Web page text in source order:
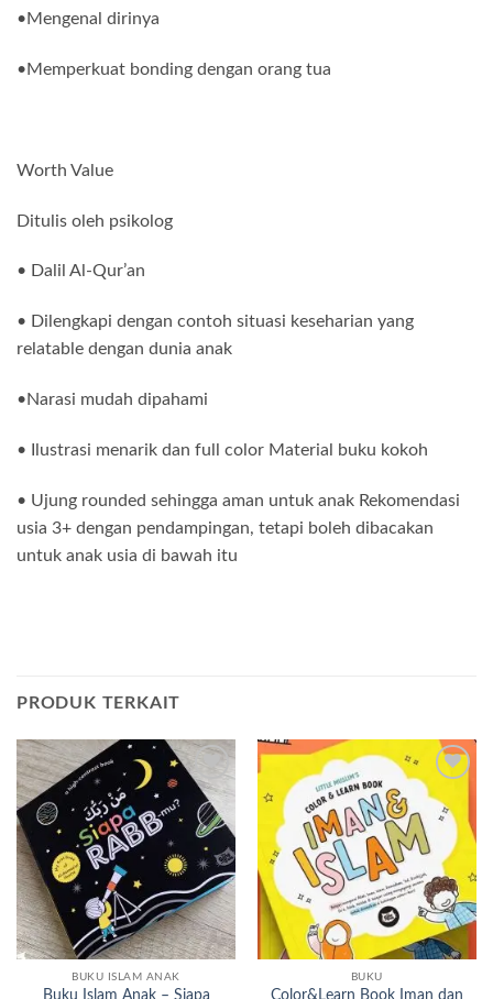
•Mengenal dirinya
•Memperkuat bonding dengan orang tua
Worth Value
Ditulis oleh psikolog
• Dalil Al-Qur’an
• Dilengkapi dengan contoh situasi keseharian yang
relatable dengan dunia anak
•Narasi mudah dipahami
• Ilustrasi menarik dan full color Material buku kokoh
• Ujung rounded sehingga aman untuk anak Rekomendasi
usia 3+ dengan pendampingan, tetapi boleh dibacakan
untuk anak usia di bawah itu
PRODUK TERKAIT
Add to
wishlist
BUKU ISLAM ANAK
Buku Islam Anak – Siapa
Add to
wishlist
BUKU
Color&Learn Book Iman dan